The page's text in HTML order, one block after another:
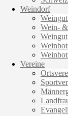
Weindorf
Wein-
Vereine